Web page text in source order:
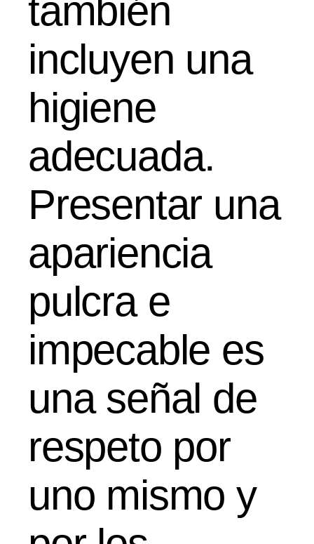
también
incluyen una
higiene
adecuada.
Presentar una
apariencia
pulcra e
impecable es
una señal de
respeto por
uno mismo y